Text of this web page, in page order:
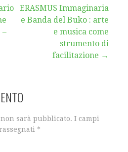
–
ERASMUS Immaginaria
e Banda del Buko : arte
e musica come
strumento di
facilitazione →
sarà pubblicato. I campi
*